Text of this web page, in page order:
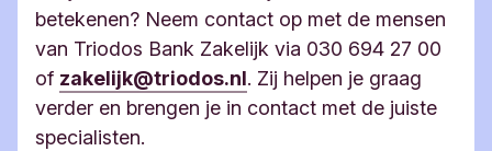
ervaring en uitgebreide netwerk werkt ze met
specifieke benchmarks voor de biologische
voedingssector. Dit levert waardevolle informatie
op voor het verbeteren van je bedrijfsvoering.
Daarnaast verdiept ze zich in je bedrijf en wat jou
aandacht aan ondernemersverhalen. En op
speciale evenementen voor klanten geven we
ondernemers de mogelijkheid om zichzelf te
presenteren.
betekenen? Neem contact op met de mensen
van Triodos Bank Zakelijk via 030 694 27 00
of zakelijk@triodos.nl. Zij helpen je graag
verder en brengen je in contact met de juiste
specialisten.